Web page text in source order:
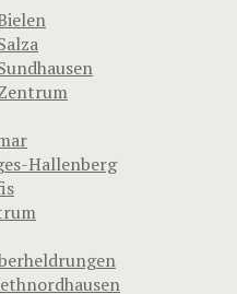
Hallenberg